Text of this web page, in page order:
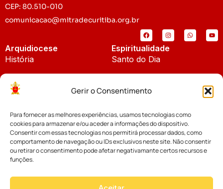
Gerir o Consentimento
Para fornecer as melhores experiências, usamos tecnologias como
cookies para armazenar e/ou aceder a informações do dispositivo.
Consentir com essas tecnologias nos permitirá processar dados, como
comportamento de navegação ou IDs exclusivos neste site. Não consentir
ou retirar o consentimento pode afetar negativamante certos recursos e
funções.
CEP: 80.510-010
comunicacao@mitradecuritiba.org.br
Arquidiocese
História
Padroeira
Espiritualidade
Santo do Dia
Notícias
Notícias da Arquidiocese
Notícias Cáritas
Cúria Diocesana
Fundo Diocesano
Vicariatos da Educação